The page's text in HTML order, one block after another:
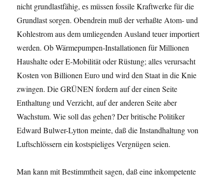
nicht grundlastfähig, es müssen fossile Kraftwerke für die
Grundlast sorgen. Obendrein muß der verhaßte Atom- und
Kohlestrom aus dem umliegenden Ausland teuer importiert
werden. Ob Wärmepumpen-Installationen für Millionen
Haushalte oder E-Mobilität oder Rüstung; alles verursacht
Kosten von Billionen Euro und wird den Staat in die Knie
zwingen. Die GRÜNEN fordern auf der einen Seite
Enthaltung und Verzicht, auf der anderen Seite aber
Wachstum. Wie soll das gehen? Der britische Politiker
Edward Bulwer-Lytton meinte, daß die Instandhaltung von
Luftschlössern ein kostspieliges Vergnügen seien.
Man kann mit Bestimmtheit sagen, daß eine inkompetente